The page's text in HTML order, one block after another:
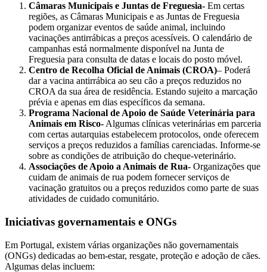
Câmaras Municipais e Juntas de Freguesia- Em certas
regiões, as Câmaras Municipais e as Juntas de Freguesia
podem organizar eventos de saúde animal, incluindo
vacinações antirrábicas a preços acessíveis. O calendário de
campanhas está normalmente disponível na Junta de
Freguesia para consulta de datas e locais do posto móvel.
Centro de Recolha Oficial de Animais (CROA)– Poderá
dar a vacina antirrábica ao seu cão a preços reduzidos no
CROA da sua área de residência. Estando sujeito a marcação
prévia e apenas em dias específicos da semana.
Programa Nacional de Apoio de Saúde Veterinária para
Animais em Risco- Algumas clínicas veterinárias em parceria
com certas autarquias estabelecem protocolos, onde oferecem
serviços a preços reduzidos a famílias carenciadas. Informe-se
sobre as condições de atribuição do cheque-veterinário.
Associações de Apoio a Animais de Rua- Organizações que
cuidam de animais de rua podem fornecer serviços de
vacinação gratuitos ou a preços reduzidos como parte de suas
atividades de cuidado comunitário.
Iniciativas governamentais e ONGs
Em Portugal, existem várias organizações não governamentais
(ONGs) dedicadas ao bem-estar, resgate, proteção e adoção de cães.
Algumas delas incluem: